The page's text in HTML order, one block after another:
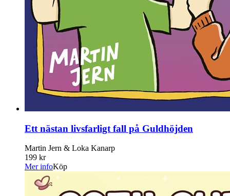
Ett nästan livsfarligt fall på Guldhöjden
Martin Jern & Loka Kanarp
199 kr
Mer infoKöp